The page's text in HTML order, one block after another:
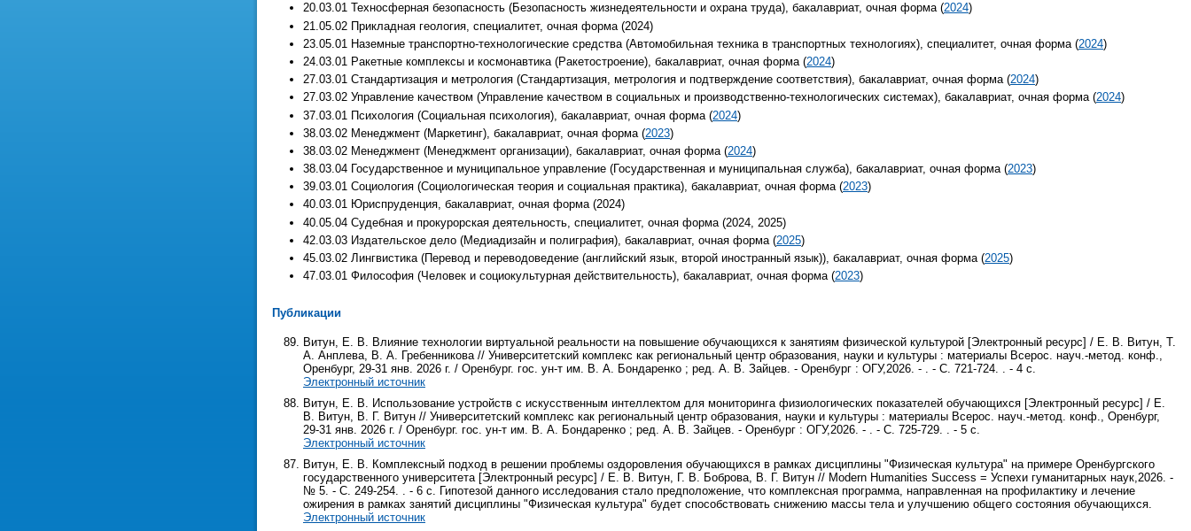
20.03.01 Техносферная безопасность (Безопасность жизнедеятельности и охрана труда), бакалавриат, очная форма (2024)
21.05.02 Прикладная геология, специалитет, очная форма (2024)
23.05.01 Наземные транспортно-технологические средства (Автомобильная техника в транспортных технологиях), специалитет, очная форма (2024)
24.03.01 Ракетные комплексы и космонавтика (Ракетостроение), бакалавриат, очная форма (2024)
27.03.01 Стандартизация и метрология (Стандартизация, метрология и подтверждение соответствия), бакалавриат, очная форма (2024)
27.03.02 Управление качеством (Управление качеством в социальных и производственно-технологических системах), бакалавриат, очная форма (2024)
37.03.01 Психология (Социальная психология), бакалавриат, очная форма (2024)
38.03.02 Менеджмент (Маркетинг), бакалавриат, очная форма (2023)
38.03.02 Менеджмент (Менеджмент организации), бакалавриат, очная форма (2024)
38.03.04 Государственное и муниципальное управление (Государственная и муниципальная служба), бакалавриат, очная форма (2023)
39.03.01 Социология (Социологическая теория и социальная практика), бакалавриат, очная форма (2023)
40.03.01 Юриспруденция, бакалавриат, очная форма (2024)
40.05.04 Судебная и прокурорская деятельность, специалитет, очная форма (2024, 2025)
42.03.03 Издательское дело (Медиадизайн и полиграфия), бакалавриат, очная форма (2025)
45.03.02 Лингвистика (Перевод и переводоведение (английский язык, второй иностранный язык)), бакалавриат, очная форма (2025)
47.03.01 Философия (Человек и социокультурная действительность), бакалавриат, очная форма (2023)
Публикации
Витун, Е. В. Влияние технологии виртуальной реальности на повышение обучающихся к занятиям физической культурой [Электронный ресурс] / Е. В. Витун, Т.
А. Анплева, В. А. Гребенникова // Университетский комплекс как региональный центр образования, науки и культуры : материалы Всерос. науч.-метод. конф.,
Оренбург, 29-31 янв. 2026 г. / Оренбург. гос. ун-т им. В. А. Бондаренко ; ред. А. В. Зайцев. - Оренбург : ОГУ,2026. - . - С. 721-724. . - 4 с.
Электронный источник
Витун, Е. В. Использование устройств с искусственным интеллектом для мониторинга физиологических показателей обучающихся [Электронный ресурс] / Е.
В. Витун, В. Г. Витун // Университетский комплекс как региональный центр образования, науки и культуры : материалы Всерос. науч.-метод. конф., Оренбург,
29-31 янв. 2026 г. / Оренбург. гос. ун-т им. В. А. Бондаренко ; ред. А. В. Зайцев. - Оренбург : ОГУ,2026. - . - С. 725-729. . - 5 с.
Электронный источник
Витун, Е. В. Комплексный подход в решении проблемы оздоровления обучающихся в рамках дисциплины "Физическая культура" на примере Оренбургского
государственного университета [Электронный ресурс] / Е. В. Витун, Г. В. Боброва, В. Г. Витун // Modern Humanities Success = Успехи гуманитарных наук,2026. -
№ 5. - С. 249-254. . - 6 с. Гипотезой данного исследования стало предположение, что комплексная программа, направленная на профилактику и лечение
ожирения в рамках занятий дисциплины "Физическая культура" будет способствовать снижению массы тела и улучшению общего состояния обучающихся.
Электронный источник